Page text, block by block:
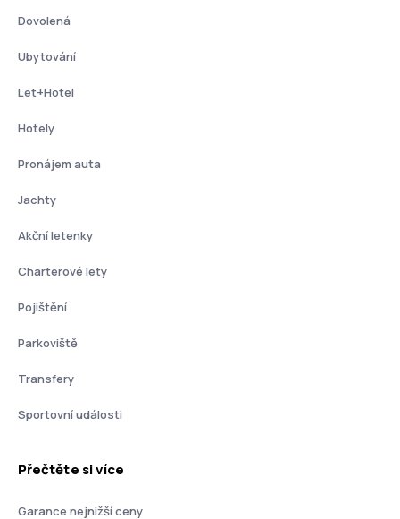
Dovolená
Ubytování
Let+Hotel
Hotely
Pronájem auta
Jachty
Akční letenky
Charterové lety
Pojištění
Parkoviště
Transfery
Sportovní události
Přečtěte si více
Garance nejnižší ceny